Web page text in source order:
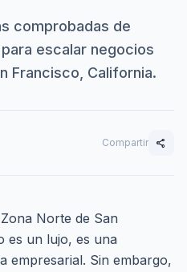
comprobadas de
escalar negocios
Francisco, California.
Compartir share
Norte de San
es un lujo, es una
empresarial. Sin embargo,